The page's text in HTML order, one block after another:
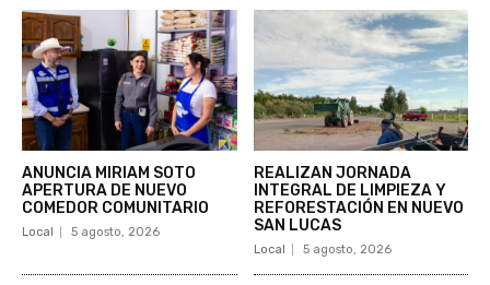
ANUNCIA MIRIAM SOTO
APERTURA DE NUEVO
COMEDOR COMUNITARIO
Local 5 agosto, 2026
REALIZAN JORNADA
INTEGRAL DE LIMPIEZA Y
REFORESTACIÓN EN NUEVO
SAN LUCAS
Local 5 agosto, 2026